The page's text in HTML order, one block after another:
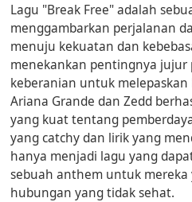
Lagu "Break Free" adalah
menggambarkan perjalanan
menuju kekuatan dan
menekankan pentingnya jujur
keberanian untuk
Ariana Grande dan Zedd
yang kuat tentang
yang catchy dan lirik yang
hanya menjadi lagu yang
sebuah anthem untuk
hubungan yang tidak sehat.